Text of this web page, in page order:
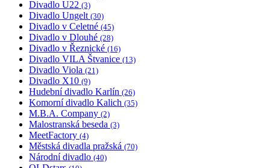
Divadlo U22 (3)
Divadlo Ungelt (30)
Divadlo v Celetné (45)
Divadlo v Dlouhé (28)
Divadlo v Řeznické (16)
Divadlo VILA Štvanice (13)
Divadlo Viola (21)
Divadlo X10 (9)
Hudební divadlo Karlín (26)
Komorní divadlo Kalich (35)
M.B.A. Company (2)
Malostranská beseda (3)
MeetFactory (4)
Městská divadla pražská (70)
Národní divadlo (40)